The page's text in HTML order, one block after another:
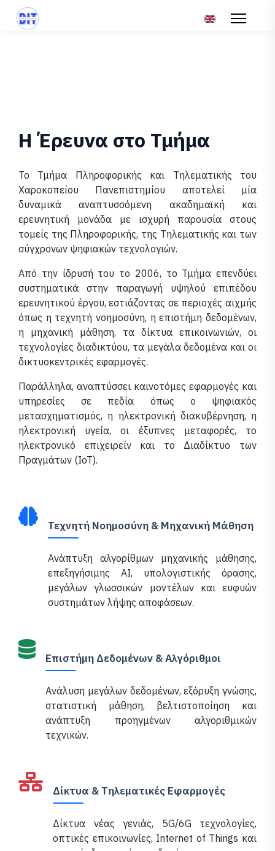
Επιλέξτε τη
H Έρευνα στο Τμήμα
Το Τμήμα Πληροφορικής και Τηλεματικής του
Χαροκοπείου Πανεπιστημίου αποτελεί μία
δυναμικά αναπτυσσόμενη ακαδημαϊκή και
ερευνητική μονάδα με ισχυρή παρουσία στους
τομείς της Πληροφορικής, της Τηλεματικής και των
σύγχρονων ψηφιακών τεχνολογιών.
Από την ίδρυσή του το 2006, το Τμήμα επενδύει
συστηματικά στην παραγωγή υψηλού επιπέδου
ερευνητικού έργου, εστιάζοντας σε περιοχές αιχμής
όπως η τεχνητή νοημοσύνη, η επιστήμη δεδομένων,
η μηχανική μάθηση, τα δίκτυα επικοινωνιών, οι
τεχνολογίες διαδικτύου, τα μεγάλα δεδομένα και οι
δικτυοκεντρικές εφαρμογές.
Παράλληλα, αναπτύσσει καινοτόμες εφαρμογές και
υπηρεσίες σε πεδία όπως ο ψηφιακός
μετασχηματισμός, η ηλεκτρονική διακυβέρνηση, η
ηλεκτρονική υγεία, οι έξυπνες μεταφορές, το
ηλεκτρονικό επιχειρείν και το Διαδίκτυο των
Πραγμάτων (IoT).
Τεχνητή Νοημοσύνη & Μηχανική Μάθηση
Ανάπτυξη αλγορίθμων μηχανικής μάθησης,
επεξηγήσιμης AI, υπολογιστικής όρασης,
μεγάλων γλωσσικών μοντέλων και ευφυών
συστημάτων λήψης αποφάσεων.
Επιστήμη Δεδομένων & Αλγόριθμοι
Ανάλυση μεγάλων δεδομένων, εξόρυξη γνώσης,
στατιστική μάθηση, βελτιστοποίηση και
ανάπτυξη προηγμένων αλγοριθμικών
τεχνικών.
Δίκτυα & Τηλεματικές Εφαρμογές
Δίκτυα νέας γενιάς, 5G/6G τεχνολογίες,
οπτικές επικοινωνίες, Internet of Things και